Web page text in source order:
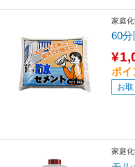
家庭
60
ポイ
お
家庭